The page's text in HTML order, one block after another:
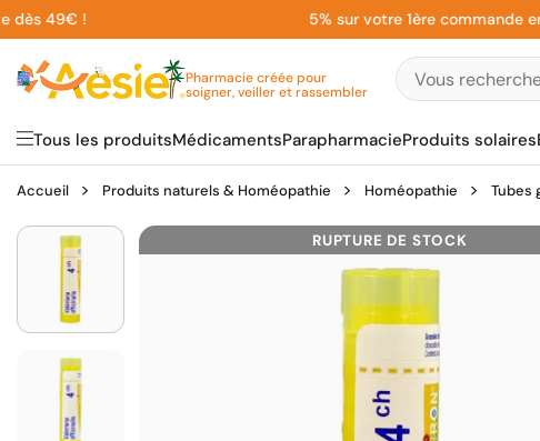
Aller
au
contenu
49€ ! 5% sur votre 1ère commande en
Pharmacie créée pour
soigner, veiller et rassembler
Tous les produitsMédicamentsParapharmacieProduits solaires
Accueil Produits naturels & Homéopathie Homéopathie Tubes
RUPTURE DE STOCK